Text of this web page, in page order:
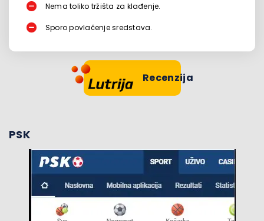
Nema toliko tržišta za klađenje.
Sporo povlačenje sredstava.
Recenzija
PSK